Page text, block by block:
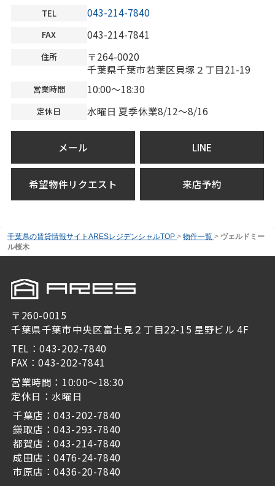
TEL 043-214-7840
FAX 043-214-7841
住所
〒264-0020
千葉県千葉市若葉区貝塚２丁目21-19
営業時間 10:00～18:30
定休日 水曜日 夏季休業8/12～8/16
メール LINE
希望物件リクエスト 来店予約
千葉県の賃貸情報サイトARESレジデンシャルTOP > 物件一覧 > ヴェルドミー
ル桜木
〒260-0015
千葉県千葉市中央区富士見２丁目22-15 星野ビル 4F
TEL：043-202-7840
FAX：043-202-7841
営業時間：10:00～18:30
定休日：水曜日
千葉店：043-202-7840
鎌取店：043-293-7840
都賀店：043-214-7840
成田店：0476-24-7840
市原店：0436-20-7840